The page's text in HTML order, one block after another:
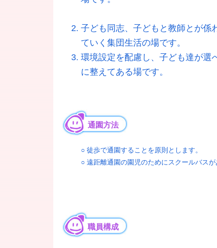
子ども同志、子どもと教師とが係
ていく集団生活の場です。
環境設定を配慮し、子ども達が選
に整えてある場です。
通園方法
○ 徒歩で通園することを原則とします。
○ 遠距離通園の園児のためにスクールバス
職員構成